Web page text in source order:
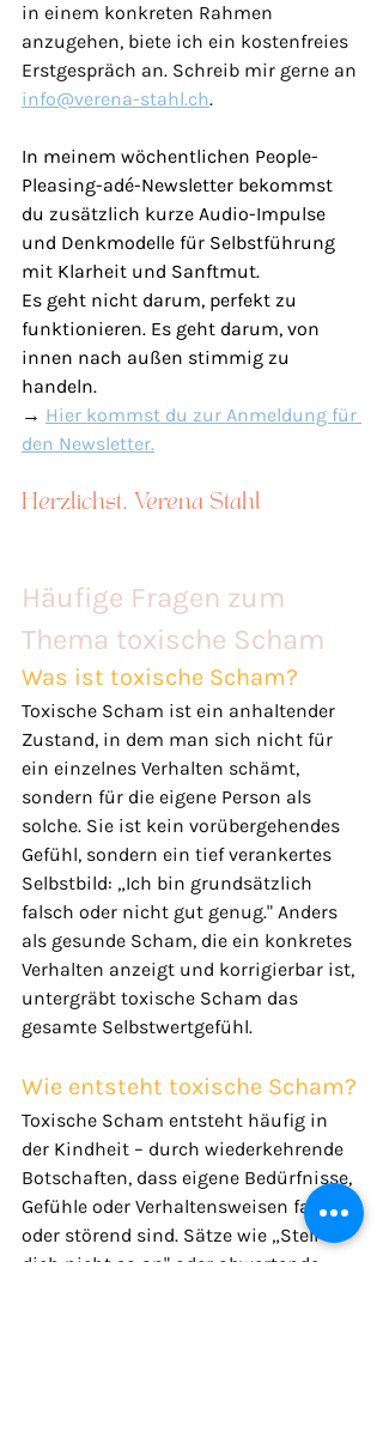
in einem konkreten Rahmen
anzugehen, biete ich ein kostenfreies
Erstgespräch an. Schreib mir gerne an
info@verena-stahl.ch.
In meinem wöchentlichen People-
Pleasing-adé-Newsletter bekommst
du zusätzlich kurze Audio-Impulse
und Denkmodelle für Selbstführung
mit Klarheit und Sanftmut.
Es geht nicht darum, perfekt zu
funktionieren. Es geht darum, von
innen nach außen stimmig zu
handeln.
→ Hier kommst du zur Anmeldung für
den Newsletter.
Herzlichst, Verena Stahl
Häufige Fragen zum
Thema toxische Scham
Was ist toxische Scham?
Toxische Scham ist ein anhaltender
Zustand, in dem man sich nicht für
ein einzelnes Verhalten schämt,
sondern für die eigene Person als
solche. Sie ist kein vorübergehendes
Gefühl, sondern ein tief verankertes
Selbstbild: „Ich bin grundsätzlich
falsch oder nicht gut genug." Anders
als gesunde Scham, die ein konkretes
Verhalten anzeigt und korrigierbar ist,
untergräbt toxische Scham das
gesamte Selbstwertgefühl.
Wie entsteht toxische Scham?
Toxische Scham entsteht häufig in
der Kindheit – durch wiederkehrende
Botschaften, dass eigene Bedürfnisse,
Gefühle oder Verhaltensweisen falsch
oder störend sind. Sätze wie „Stell
dich nicht so an" oder abwertende